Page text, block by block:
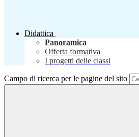
Didattica
Panoramica
Offerta formativa
I progetti delle classi
Campo di ricerca per le pagine del sito